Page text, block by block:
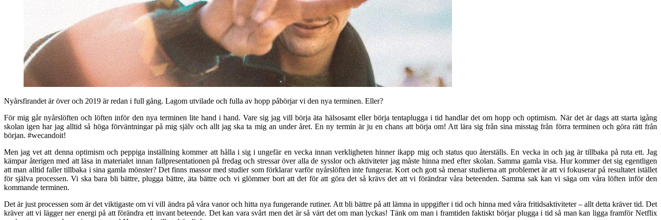
Nyårsfirandet är över och 2019 är redan i full gång. Lagom utvilade och fulla av hopp påbörjar vi den nya terminen. Eller?
För mig går nyårslöften och löften inför den nya terminen lite hand i hand. Vare sig jag vill börja äta hälsosamt eller börja tentaplugga i tid handlar det om hopp och optimism. När det är dags att starta igång
skolan igen har jag alltid så höga förväntningar på mig själv och allt jag ska ta mig an under året. En ny termin är ju en chans att börja om! Att lära sig från sina misstag från förra terminen och göra rätt från
början. #wecandoit!
Men jag vet att denna optimism och peppiga inställning kommer att hålla i sig i ungefär en vecka innan verkligheten hinner ikapp mig och status quo återställs. En vecka in och jag är tillbaka på ruta ett. Jag
kämpar återigen med att läsa in materialet innan fallpresentationen på fredag och stressar över alla de sysslor och aktiviteter jag måste hinna med efter skolan. Samma gamla visa. Hur kommer det sig egentligen
att man alltid faller tillbaka i sina gamla mönster? Det finns massor med studier som förklarar varför nyårslöften inte fungerar. Kort och gott så menar studierna att problemet är att vi fokuserar på resultatet istället
för själva processen. Vi ska bara bli bättre, plugga bättre, äta bättre och vi glömmer bort att det för att göra det så krävs det att vi förändrar våra beteenden. Samma sak kan vi säga om våra löften inför den
kommande terminen.
Det är just processen som är det viktigaste om vi vill ändra på våra vanor och hitta nya fungerande rutiner. Att bli bättre på att lämna in uppgifter i tid och hinna med våra fritidsaktiviteter – allt detta kräver tid. Det
kräver att vi lägger ner energi på att förändra ett invant beteende. Det kan vara svårt men det är så värt det om man lyckas! Tänk om man i framtiden faktiskt börjar plugga i tid så man kan ligga framför Netflix